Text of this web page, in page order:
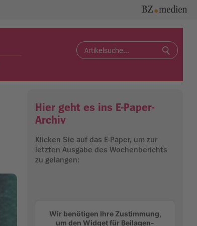
Search
for:
Hier geht es ins E-Paper-
Archiv
Klicken Sie auf das E-Paper, um zur
letzten Ausgabe des Wochenberichts
zu gelangen:
Wir benötigen Ihre Zustimmung,
um den Widget für Beilagen-